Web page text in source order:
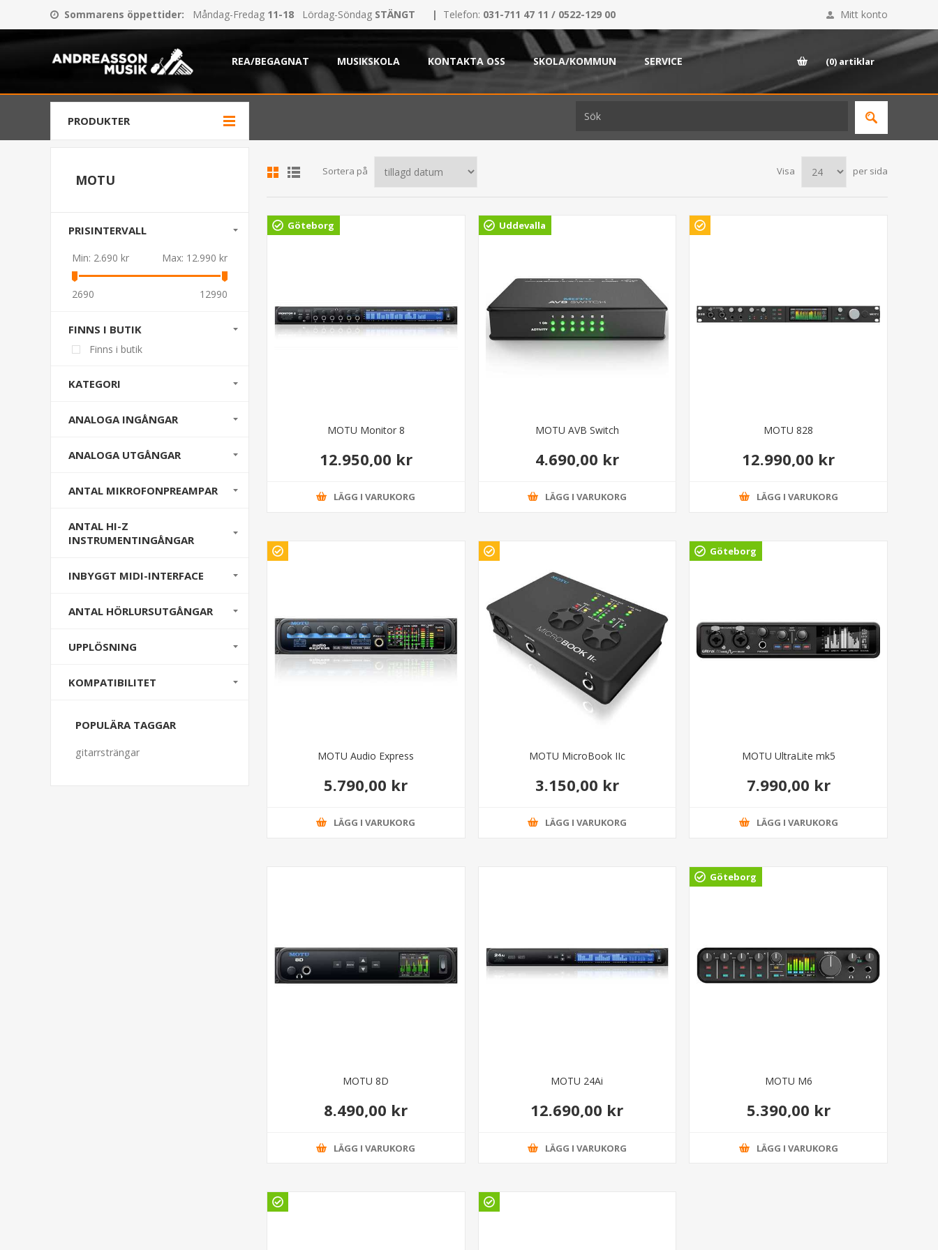
Sommarens öppettider: Måndag-Fredag 11-18 Lördag-Söndag STÄNGT | Telefon: 031-711 47 11 / 0522-129 00 Mitt konto
REA/BEGAGNAT MUSIKSKOLA KONTAKTA OSS SKOLA/KOMMUN SERVICE (0) artiklar
PRODUKTER
Sortera på Visa per sida
Göteborg
MOTU Monitor 8
12.950,00 kr
LÄGG I VARUKORG
Uddevalla
MOTU AVB Switch
4.690,00 kr
LÄGG I VARUKORG
MOTU 828
12.990,00 kr
LÄGG I VARUKORG
MOTU Audio Express
5.790,00 kr
LÄGG I VARUKORG
MOTU MicroBook IIc
3.150,00 kr
LÄGG I VARUKORG
Göteborg
MOTU UltraLite mk5
7.990,00 kr
LÄGG I VARUKORG
MOTU 8D
8.490,00 kr
LÄGG I VARUKORG
MOTU 24Ai
12.690,00 kr
LÄGG I VARUKORG
Göteborg
MOTU M6
5.390,00 kr
LÄGG I VARUKORG
MOTU
PRISINTERVALL
Min: 2.690 kr Max: 12.990 kr
2690 12990
FINNS I BUTIK
Finns i butik
KATEGORI
ANALOGA INGÅNGAR
ANALOGA UTGÅNGAR
ANTAL MIKROFONPREAMPAR
ANTAL HI-Z
INSTRUMENTINGÅNGAR
INBYGGT MIDI-INTERFACE
ANTAL HÖRLURSUTGÅNGAR
UPPLÖSNING
KOMPATIBILITET
POPULÄRA TAGGAR
gitarrsträngar